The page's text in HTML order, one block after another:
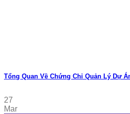
Tổng Quan Về Chứng Chỉ Quản Lý Dự
27
Mar